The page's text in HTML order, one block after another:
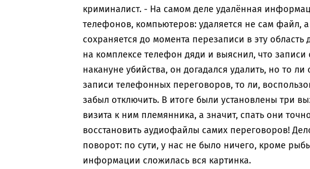
криминалист. - На самом деле удалённая
телефонов, компьютеров: удаляется не сам файл, а
сохраняется до момента перезаписи в эту
на комплексе телефон дяди и выяснил, что
накануне убийства, он догадался удалить, но то
записи телефонных переговоров, то ли,
забыл отключить. В итоге были установлены три
визита к ним племянника, а значит, спать они
восстановить аудиофайлы самих переговоров!
поворот: по сути, у нас не было ничего, кроме
информации сложилась вся картинка.